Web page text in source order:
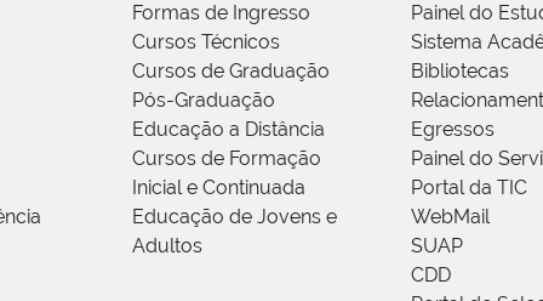
Formas de Ingresso
Cursos Técnicos
Cursos de Graduação
Pós-Graduação
Educação a Distância
Cursos de Formação
Inicial e Continuada
Educação de Jovens e
Adultos
Painel do
Sistema
Bibliotecas
Egressos
Painel do
Portal da TIC
WebMail
SUAP
CDD